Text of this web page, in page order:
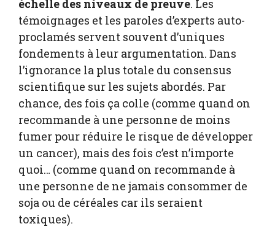
échelle des niveaux de preuve. Les
témoignages et les paroles d’experts auto-
proclamés servent souvent d’uniques
fondements à leur argumentation. Dans
l’ignorance la plus totale du consensus
scientifique sur les sujets abordés. Par
chance, des fois ça colle (comme quand on
recommande à une personne de moins
fumer pour réduire le risque de développer
un cancer), mais des fois c’est n’importe
quoi… (comme quand on recommande à
une personne de ne jamais consommer de
soja ou de céréales car ils seraient
toxiques).